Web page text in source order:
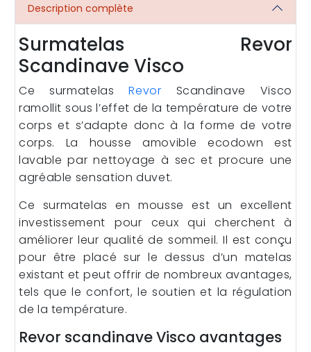
Description complète
Surmatelas Revor
Scandinave Visco
Ce surmatelasRevor Scandinave Visco
ramollit sous l’effet de la température de votre
corps et s’adapte donc à la forme de votre
corps. La housse amovible ecodown est
lavable par nettoyage à sec et procure une
agréable sensation duvet.
Ce surmatelas en mousse est un excellent
investissement pour ceux qui cherchent à
améliorer leur qualité de sommeil. Il est conçu
pour être placé sur le dessus d’un matelas
existant et peut offrir de nombreux avantages,
tels que le confort, le soutien et la régulation
de la température.
Revor scandinave Visco avantages